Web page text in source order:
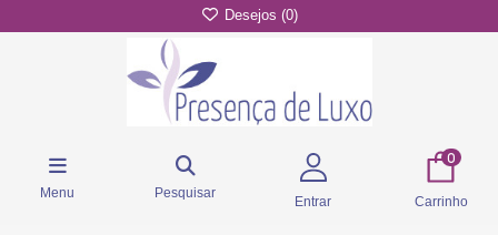
Desejos (0)
Menu Pesquisar
Entrar
0
Carrinho